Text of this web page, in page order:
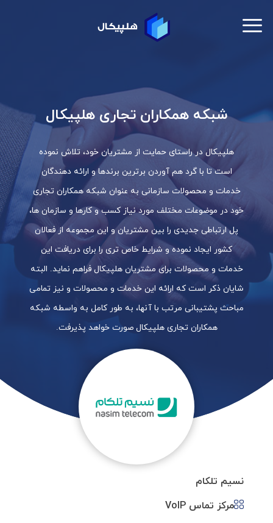
شبکه همکاران تجاری هلپیکال
هلپیکال در راستای حمایت از مشتریان خود، تلاش نموده
است تا با گرد هم آوردن برترین برندها و ارائه دهندگان
خدمات و محصولات سازمانی به عنوان شبکه همکاران تجاری
خود در موضوعات مختلف مورد نیاز کسب و کارها و سازمان ها،
پل ارتباطی جدیدی را بین مشتریان و این مجموعه از فعالان
کشور ایجاد نموده و شرایط خاص تری را برای دریافت این
خدمات و محصولات برای مشتریان هلپیکال فراهم نماید. البته
شایان ذکر است که ارائه این خدمات و محصولات و نیز تمامی
مباحث پشتیبانی مرتب با آنها، به طور کامل به واسطه شبکه
همکاران تجاری هلپیکال صورت خواهد پذیرفت.
نسیم تلکام
مرکز تماس VoIP